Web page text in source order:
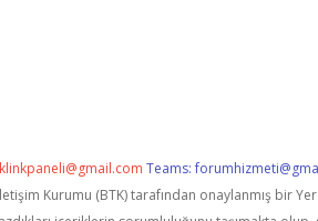
Teams:
Kurumu (BTK) tarafından onaylanmış